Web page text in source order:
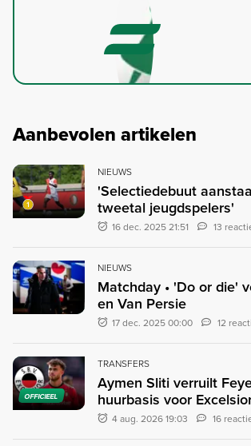
Aanbevolen artikelen
NIEUWS
'Selectiedebuut
tweetal jeugdspelers'
16 dec. 2025 21:51 13
NIEUWS
Matchday • 'Do or die'
en Van Persie
17 dec. 2025 00:00 12
OFFICIEEL
TRANSFERS
Aymen Sliti verruilt
huurbasis voor
4 aug. 2026 19:03 16